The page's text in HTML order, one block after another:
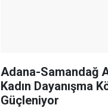
Adana-Samandağ
Kadın Dayanışma
Güçleniyor